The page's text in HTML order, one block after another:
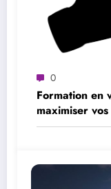
0
Formation en
maximiser
d’analyse